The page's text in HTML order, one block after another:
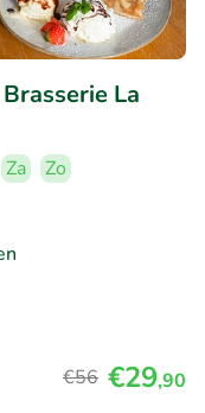
La
Za
Zo
€56 €29,90